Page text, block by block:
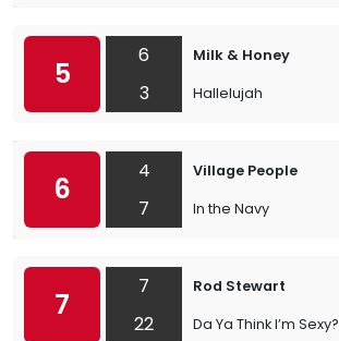
5
6
3
Milk & Honey
Hallelujah
6
4
7
Village People
In the Navy
7
7
22
Rod Stewart
Da Ya Think I’m Sexy?